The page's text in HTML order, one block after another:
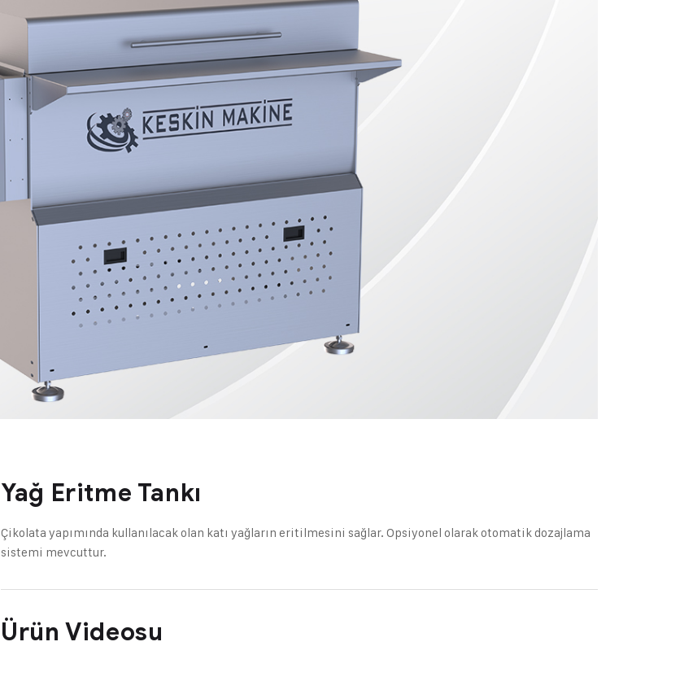
Yağ Eritme Tankı
Çikolata yapımında kullanılacak olan katı yağların eritilmesini sağlar. Opsiyonel olarak otomatik dozajlama
sistemi mevcuttur.
Ürün Videosu